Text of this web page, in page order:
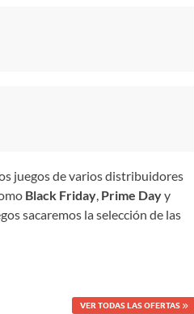
juegos de varios distribuidores
Black Friday, Prime Dayy
sacaremos la selección de las
VER TODAS LAS OFERTAS